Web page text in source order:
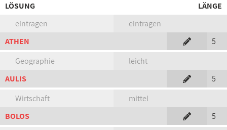
LÖSUNG
LÄNGE
eintragen
eintragen
ATHEN
5
Geographie
leicht
AULIS
5
Wirtschaft
mittel
BOLOS
5